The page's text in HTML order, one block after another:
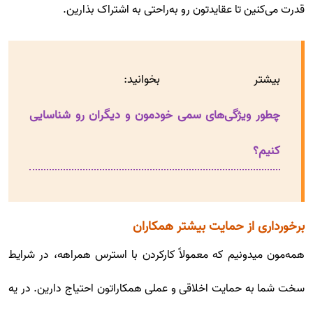
قدرت می‌کنین تا عقایدتون رو به‌راحتی به اشتراک بذارین.
بیشتر بخوانید:
چطور ویژگی‌های سمی خودمون و دیگران رو شناسایی
کنیم؟
برخورداری از حمایت بیشتر همکاران
همه‌مون میدونیم که معمولاً کارکردن با استرس همراهه، در شرایط
سخت شما به حمایت اخلاقی و عملی همکاراتون احتیاج دارین. در یه